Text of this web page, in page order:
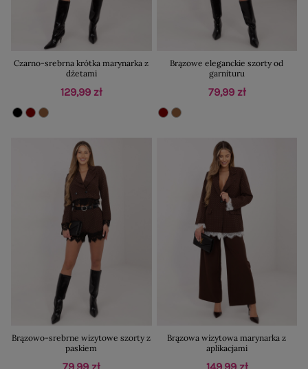
Czarno-srebrna krótka marynarka z
dżetami
129,99 zł
Brązowe eleganckie szorty od
garnituru
79,99 zł
Brązowo-srebrne wizytowe szorty z
paskiem
79,99 zł
Brązowa wizytowa marynarka z
aplikacjami
149,99 zł